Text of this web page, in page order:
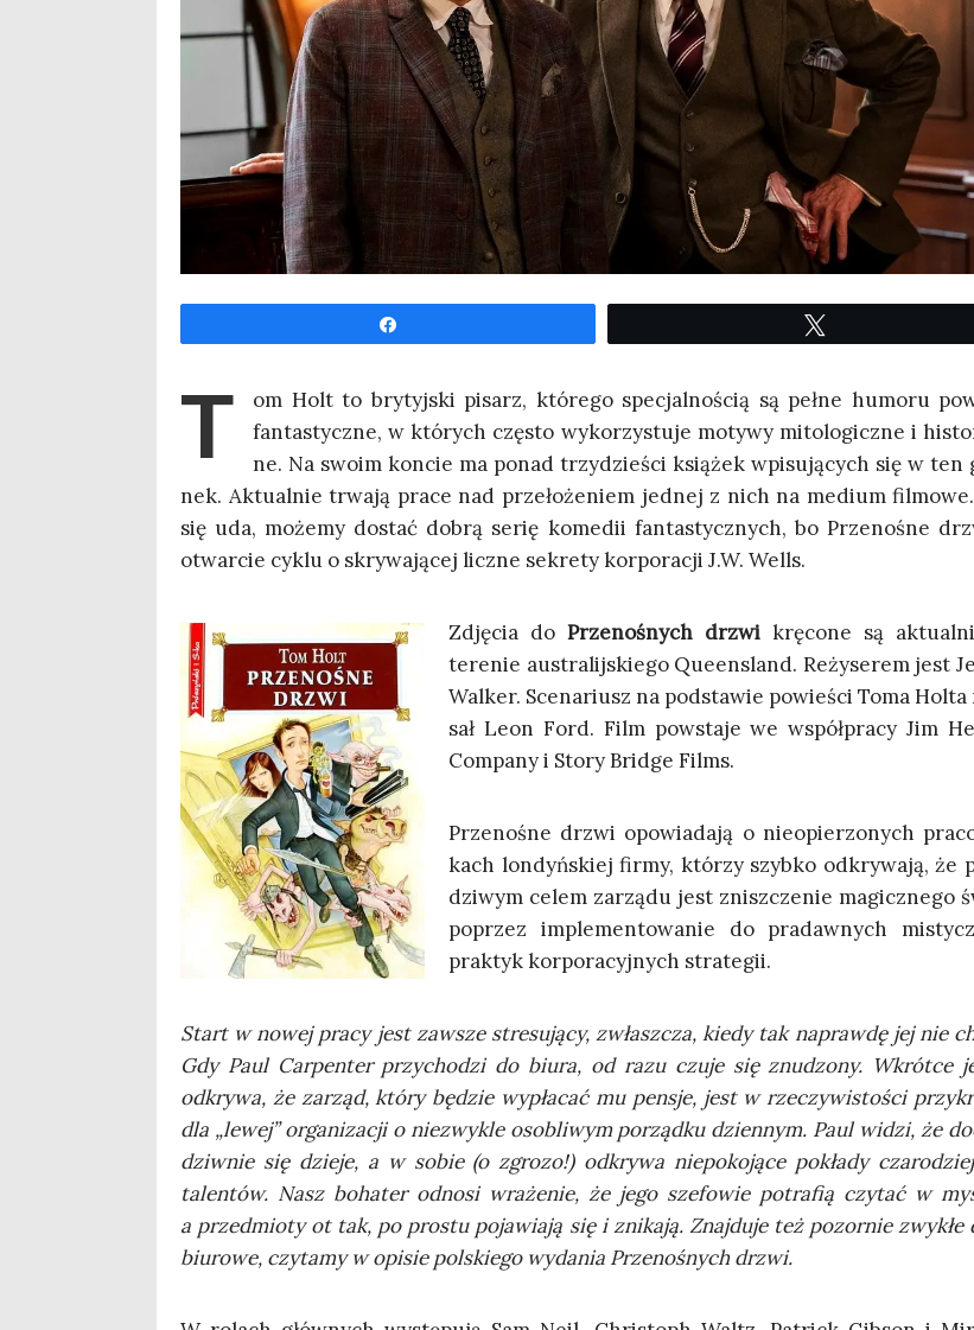
T
om Holt to bry­tyj­ski pisarz, któ­re­go spe­cjal­no­ścią są peł­ne humo­ru
fan­ta­stycz­ne, w któ­rych czę­sto wyko­rzy­stu­je moty­wy mito­lo­gicz­ne i
ne. Na swo­im kon­cie ma ponad trzy­dzie­ści ksią­żek wpi­su­ją­cych się w
nek. Aktu­al­nie trwa­ją pra­ce nad prze­ło­że­niem jed­nej z nich na medium
się uda, może­my dostać dobrą serię kome­dii fan­ta­stycz­nych, bo Prze­no­śne
otwar­cie cyklu o skry­wa­ją­cej licz­ne sekre­ty kor­po­ra­cji J.W. Wells.
Zdję­cia do Prze­no­śnych drzwi krę­co­ne są
tere­nie austra­lij­skie­go Queen­sland. Reży­se­rem jest
Wal­ker. Sce­na­riusz na pod­sta­wie powie­ści Toma
sał Leon Ford. Film powsta­je we współ­pra­cy Jim
Com­pa­ny i Sto­ry Brid­ge Films.
Prze­no­śne drzwi opo­wia­da­ją o nie­opie­rzo­nych
kach lon­dyń­skiej fir­my, któ­rzy szyb­ko odkry­wa­ją, że
dzi­wym celem zarzą­du jest znisz­cze­nie magicz­ne­go
poprzez imple­men­to­wa­nie do pra­daw­nych
prak­tyk kor­po­ra­cyj­nych strategii.
Start w nowej pra­cy jest zawsze stre­su­ją­cy, zwłasz­cza, kie­dy tak napraw­dę jej nie
Gdy Paul Car­pen­ter przy­cho­dzi do biu­ra, od razu czu­je się znu­dzo­ny. Wkrót­ce
odkry­wa, że zarząd, któ­ry będzie wypła­cać mu pen­sje, jest w rze­czy­wi­sto­ści
dla „lewej” orga­ni­za­cji o nie­zwy­kle oso­bli­wym porząd­ku dzien­nym. Paul widzi, że
dziw­nie się dzie­je, a w sobie (o zgro­zo!) odkry­wa nie­po­ko­ją­ce pokła­dy
talen­tów. Nasz boha­ter odno­si wra­że­nie, że jego sze­fo­wie potra­fią czy­tać w
a przed­mio­ty ot tak, po pro­stu poja­wia­ją się i zni­ka­ją. Znaj­du­je też pozor­nie zwy­kłe
biu­ro­we, czy­ta­my w opi­sie pol­skie­go wyda­nia Prze­no­śnych drzwi.